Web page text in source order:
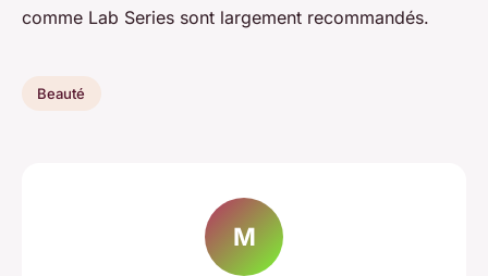
comme Lab Series sont largement recommandés.
Beauté
M